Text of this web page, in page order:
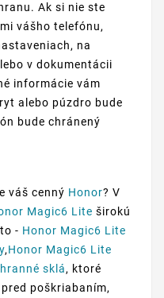
Ak si nie ste
vášho telefónu,
na
v dokumentácii
informácie vám
alebo púzdro bude
bude chránený
váš cenný Honor? V
Magic6 Lite širokú
- Honor Magic6 Lite
,Honor Magic6 Lite
sklá, ktoré
poškriabaním,